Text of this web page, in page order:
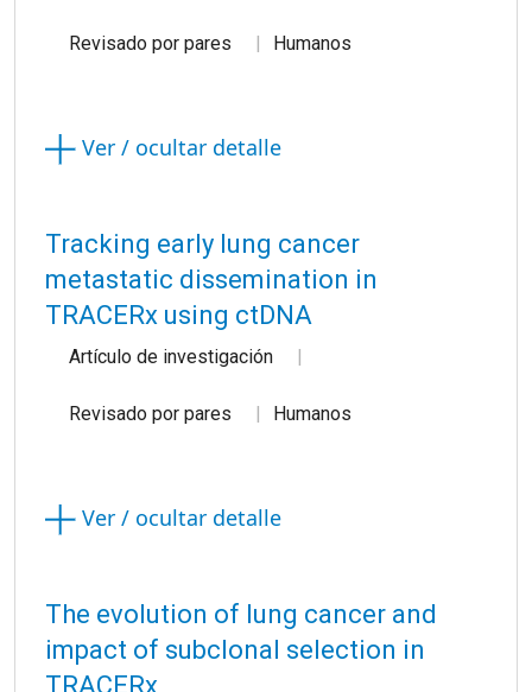
Revisado por pares Humanos
Ver / ocultar detalle
Tracking early lung cancer
metastatic dissemination in
TRACERx using ctDNA
Artículo de investigación
Revisado por pares Humanos
Ver / ocultar detalle
The evolution of lung cancer and
impact of subclonal selection in
TRACERx